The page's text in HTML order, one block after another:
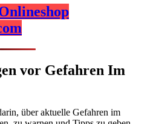
vor Gefahren Im
über aktuelle Gefahren im